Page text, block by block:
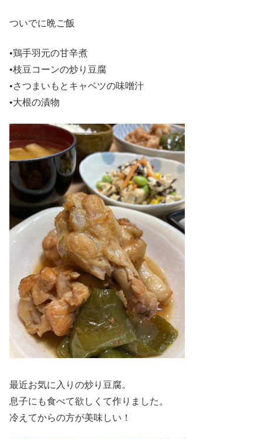
ついでに晩ご飯
•鶏手羽元の甘辛煮
•枝豆コーンの炒り豆腐
•さつまいもとキャベツの味噌汁
•大根の漬物
最近お気に入りの炒り豆腐。
息子にも食べて欲しくて作りました。
冷えてからの方が美味しい！